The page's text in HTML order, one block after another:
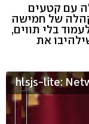
עם קטעים
של חמישה
בלי תווים,
את
hlsjs-lite: